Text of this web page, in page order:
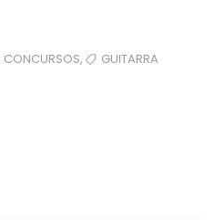
CONCURSOS, GUITARRA